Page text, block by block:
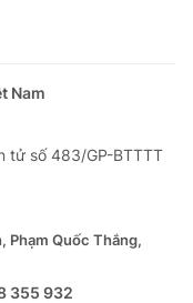
Nam
tử số 483/GP-BTTTT
Phạm Quốc Thắng,
355 932